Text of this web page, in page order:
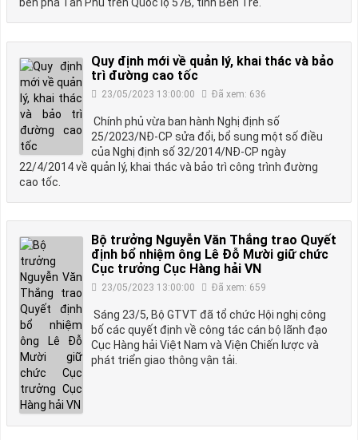
Quy định mới về quản lý, khai thác và bảo
trì đường cao tốc
23/05/2023 13:00:00 Đã xem: 636
Chính phủ vừa ban hành Nghị định số
25/2023/NĐ-CP sửa đổi, bổ sung một số điều
của Nghị định số 32/2014/NĐ-CP ngày
22/4/2014 về quản lý, khai thác và bảo trì công trình đường
cao tốc.
Bộ trưởng Nguyễn Văn Thắng trao Quyết
định bổ nhiệm ông Lê Đỗ Mười giữ chức
Cục trưởng Cục Hàng hải VN
23/05/2023 13:00:00 Đã xem: 659
Sáng 23/5, Bộ GTVT đã tổ chức Hội nghị công
bố các quyết định về công tác cán bộ lãnh đạo
Cục Hàng hải Việt Nam và Viện Chiến lược và
phát triển giao thông vận tải.